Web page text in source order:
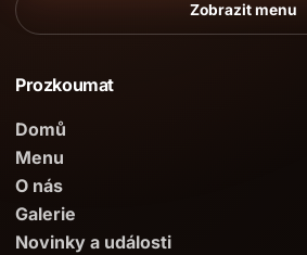
Zobrazit menu
Prozkoumat
Domů
Menu
O nás
Galerie
Novinky a události